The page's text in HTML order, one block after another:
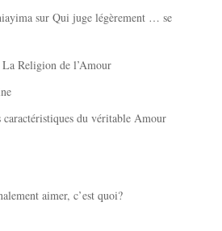
surQui juge légèrement … se
La Religion de l’Amour
caractéristiques du véritable Amour
aimer, c’est quoi?